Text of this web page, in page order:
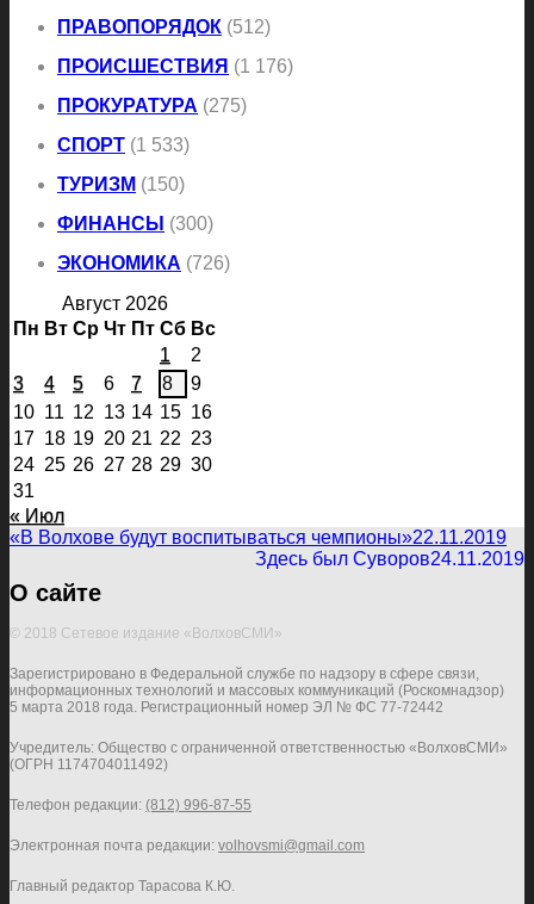
ПРАВОПОРЯДОК (512)
ПРОИСШЕСТВИЯ (1 176)
ПРОКУРАТУРА (275)
СПОРТ (1 533)
ТУРИЗМ (150)
ФИНАНСЫ (300)
ЭКОНОМИКА (726)
Август 2026
Пн Вт Ср Чт Пт Сб Вс
1
2
3
4 5 6 7 8
9
10 11 12 13 14 15 16
17 18 19 20 21 22 23
24 25 26 27 28 29 30
31
« Июл
«В Волхове будут воспитываться чемпионы»22.11.2019
Здесь был Суворов24.11.2019
О сайте
© 2018 Сетевое издание «ВолховСМИ»
Зарегистрировано в Федеральной службе по надзору в сфере связи,
информационных технологий и массовых коммуникаций (Роскомнадзор)
5 марта 2018 года. Регистрационный номер ЭЛ № ФС 77-72442
Учредитель: Общество с ограниченной ответственностью «ВолховСМИ»
(ОГРН 1174704011492)
Телефон редакции: (812) 996-87-55
Электронная почта редакции: volhovsmi@gmail.com
Главный редактор Тарасова К.Ю.